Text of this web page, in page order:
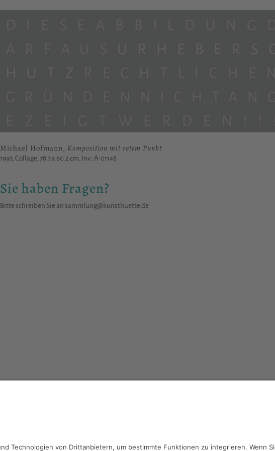
Michael Hofmann, Komposition mit rotem Punkt
1993, Collage, 78.3 x 60.2 cm, Inv.: A-01148
Sie haben Fragen?
Bitte schreiben Sie an sammlung@kunsthuette.de